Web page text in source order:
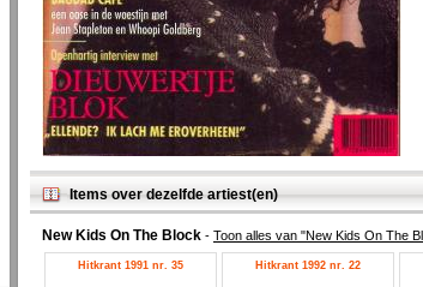
Items over dezelfde artiest(en)
New Kids On The Block - Toon alles van "New Kids On The
Hitkrant 1991 nr. 35 Hitkrant 1992 nr. 22